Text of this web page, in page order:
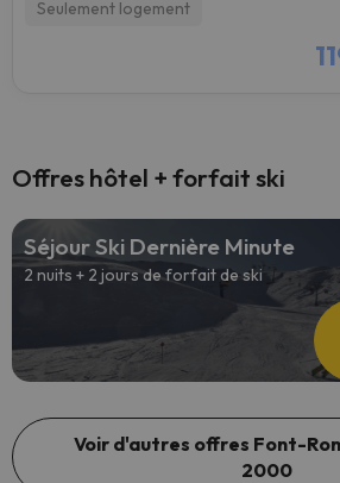
Seulement logement
Offres hôtel + forfait ski
Séjour Ski Dernière Minute
2 nuits + 2 jours de forfait de ski
Voir d'autres offres Font-
2000